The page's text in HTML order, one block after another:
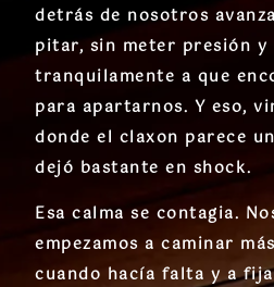
detrás de nosotros
pitar, sin meter presión y
tranquilamente a que
para apartarnos. Y eso,
donde el claxon parece
dejó bastante en shock.
Esa calma se contagia.
empezamos a caminar
cuando hacía falta y a